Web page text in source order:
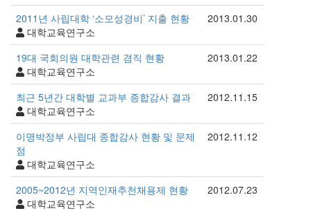
2011년 사립대학 ‘소모성경비’ 지출 현황
대학교육연구소
2013.01.30
19대 국회의원 대학관련 겸직 현황
대학교육연구소
2013.01.22
최근 5년간 대학별 교과부 종합감사 결과
대학교육연구소
2012.11.15
이명박정부 사립대 종합감사 현황 및 문제
점
대학교육연구소
2012.11.12
2005~2012년 지역인재추천채용제 현황
대학교육연구소
2012.07.23